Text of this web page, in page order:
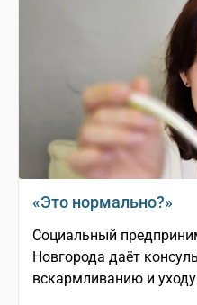
«Это нормально?»
Социальный
Новгорода даёт
вскармливанию и